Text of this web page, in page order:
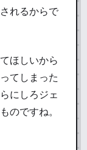
れるからで
ほしいから
てしまった
にしろジェ
のですね。